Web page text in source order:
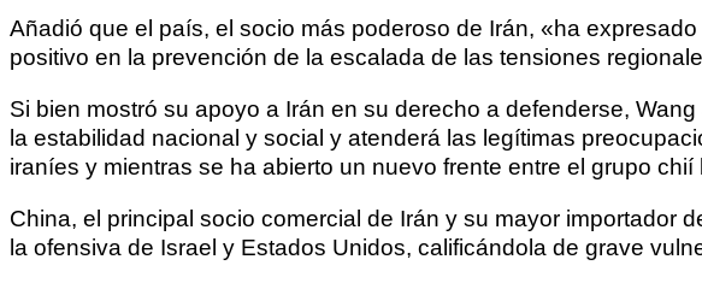
Añadió que el país, el socio más poderoso de Irán, «ha
positivo en la prevención de la escalada de las tensiones
Si bien mostró su apoyo a Irán en su derecho a defenderse,
la estabilidad nacional y social y atenderá las legítimas
iraníes y mientras se ha abierto un nuevo frente entre el grupo
China, el principal socio comercial de Irán y su mayor importador
la ofensiva de Israel y Estados Unidos, calificándola de grave